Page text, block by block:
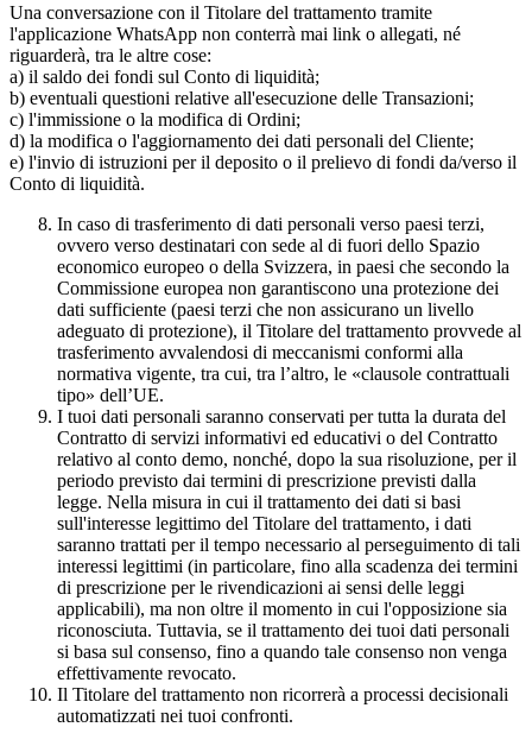
Una conversazione con il Titolare del trattamento tramite
l'applicazione WhatsApp non conterrà mai link o allegati, né
riguarderà, tra le altre cose:
a) il saldo dei fondi sul Conto di liquidità;
b) eventuali questioni relative all'esecuzione delle Transazioni;
c) l'immissione o la modifica di Ordini;
d) la modifica o l'aggiornamento dei dati personali del Cliente;
e) l'invio di istruzioni per il deposito o il prelievo di fondi da/verso il
Conto di liquidità.
In caso di trasferimento di dati personali verso paesi terzi,
ovvero verso destinatari con sede al di fuori dello Spazio
economico europeo o della Svizzera, in paesi che secondo la
Commissione europea non garantiscono una protezione dei
dati sufficiente (paesi terzi che non assicurano un livello
adeguato di protezione), il Titolare del trattamento provvede al
trasferimento avvalendosi di meccanismi conformi alla
normativa vigente, tra cui, tra l’altro, le «clausole contrattuali
tipo» dell’UE.
I tuoi dati personali saranno conservati per tutta la durata del
Contratto di servizi informativi ed educativi o del Contratto
relativo al conto demo, nonché, dopo la sua risoluzione, per il
periodo previsto dai termini di prescrizione previsti dalla
legge. Nella misura in cui il trattamento dei dati si basi
sull'interesse legittimo del Titolare del trattamento, i dati
saranno trattati per il tempo necessario al perseguimento di tali
interessi legittimi (in particolare, fino alla scadenza dei termini
di prescrizione per le rivendicazioni ai sensi delle leggi
applicabili), ma non oltre il momento in cui l'opposizione sia
riconosciuta. Tuttavia, se il trattamento dei tuoi dati personali
si basa sul consenso, fino a quando tale consenso non venga
effettivamente revocato.
Il Titolare del trattamento non ricorrerà a processi decisionali
automatizzati nei tuoi confronti.